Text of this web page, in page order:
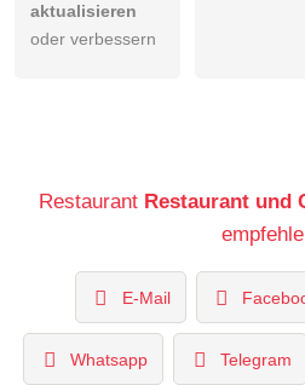
aktualisieren
oder verbessern
Restaurant Restaurant und
E-Mail
Whatsapp Telegram